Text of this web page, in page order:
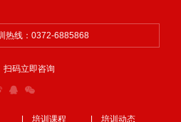
热线：0372-6885868
码立即咨询
| 培训课程 | 培训动态